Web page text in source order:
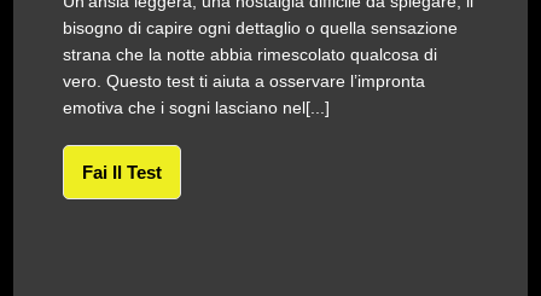
bisogno di capire ogni dettaglio o quella sensazione
strana che la notte abbia rimescolato qualcosa di
vero. Questo test ti aiuta a osservare l’impronta
emotiva che i sogni lasciano nel[...]
Fai Il Test